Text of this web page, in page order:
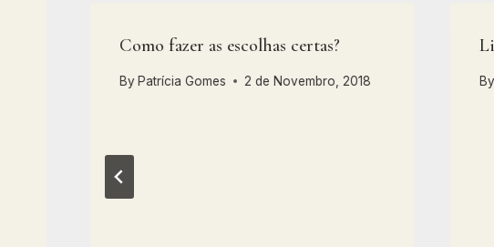
Como fazer as escolhas certas?
By Patrícia Gomes 2 de Novembro, 2018 By